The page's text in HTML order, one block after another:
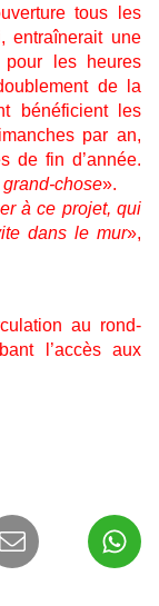
tous les
entraînerait une
pour les heures
de la
bénéficient les
par an,
de fin d’année.
chose».
à ce projet, qui
dans le mur»,
au rond-
l’accès aux